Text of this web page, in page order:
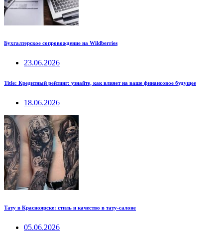
Бухгалтерское сопровождение на Wildberries
23.06.2026
Title: Кредитный рейтинг: узнайте, как влияет на ваше финансовое будущее
18.06.2026
Тату в Красноярске: стиль и качество в тату-салоне
05.06.2026